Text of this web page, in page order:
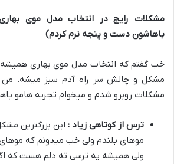
مشکلات رایج در انتخاب مدل موی
باهاشون دست و پنجه نرم کردم)
خب گفتم که انتخاب مدل موی بهاری
مشکل و چالش سر راه آدم سبز میشه. من
مشکلات روبرو شدم و میخوام تجربه هامو
ترس از کوتاهی زیاد : این بزرگترین
موهای بلندم ولی خب میدونم که
ولی همیشه یه ترسی ته دلم هست که